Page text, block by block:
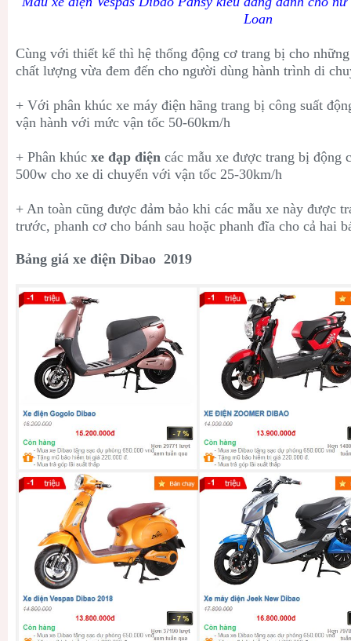
Loan
Cùng với thiết kế thì hệ thống động cơ trang bị cho
chất lượng vừa đem đến cho người dùng hành trình di
+ Với phân khúc xe máy điện hãng trang bị công suất
vận hành với mức vận tốc 50-60km/h
+ Phân khúc xe đạp điện các mẫu xe được trang bị động
500w cho xe di chuyển với vận tốc 25-30km/h
+ An toàn cũng được đảm bảo khi các mẫu xe này được
trước, phanh cơ cho bánh sau hoặc phanh đĩa cho cả hai
Bảng giá xe điện Dibao 2019